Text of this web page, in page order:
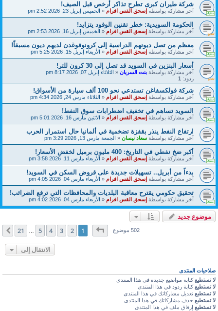
شركة طيران كبرى تطرح تذاكر أرخص قبل الصيف!
آخر مشاركة بواسطةإسحق القس افرام«الخميس إبريل 23, 2026 2:52 pm
الحكومة السويدية: خطر تقنين الوقود يتزايد!
آخر مشاركة بواسطةإسحق القس افرام«الخميس إبريل 16, 2026 2:53 pm
معظم من تصل ديونهم الدراسية إلى كرونوفوغدن لديهم ديون مسبقاً!
آخر مشاركة بواسطةإسحق القس افرام«الأربعاء إبريل 15, 2026 5:25 pm
أسعار البنزين في السويد قد تصل إلى 30 كرون للتر!
آخر مشاركة بواسطةبنت السريان«الثلاثاء إبريل 07, 2026 8:17 pm
ردود: 1
شركة فولكسفاغن تستدعي نحو 100 ألف سيارة من الأسواق!
آخر مشاركة بواسطةإسحق القس افرام«الثلاثاء مارس 24, 2026 4:34 pm
السويد تساهم في تخفيف اضطرابات سوق النفط!
آخر مشاركة بواسطةإسحق القس افرام«الاثنين مارس 16, 2026 5:01 pm
ارتفاع النفط ينذر بقفزة تضخمية في ألمانيا حال استمرار الحرب
آخر مشاركة بواسطةسعاد نيسان«الجمعة مارس 13, 2026 3:29 pm
أكبر ضخ نفطي في التاريخ: 400 مليون برميل لخفض الأسعار!
آخر مشاركة بواسطةإسحق القس افرام«الأربعاء مارس 11, 2026 3:58 pm
بدءاً من أبريل.. تسهيلات جديدة على قروض السكن في السويد!
آخر مشاركة بواسطةإسحق القس افرام«الأربعاء مارس 04, 2026 4:05 pm
تحقيق حكومي يقترح معاقبة البلديات والمحافظات التي ترفع الضرائب!
آخر مشاركة بواسطةإسحق القس افرام«الأربعاء مارس 04, 2026 4:02 pm
موضوع جديد
502 موضوعصفحة1من21
1
2
3
4
5
21 التالي
الانتقال إلى
صلاحيات المنتدى
لا تستطيعكتابة مواضيع جديدة في هذا المنتدى
لا تستطيعكتابة ردود في هذا المنتدى
لا تستطيعتعديل مشاركاتك في هذا المنتدى
لا تستطيعحذف مشاركاتك في هذا المنتدى
لا تستطيعإرفاق ملف في هذا المنتدى